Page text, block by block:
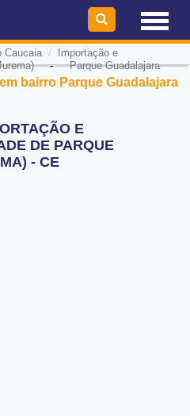
Caucaia/
Importação e
-Parque Guadalajara
bairro Parque Guadalajara
E
DE PARQUE
- CE